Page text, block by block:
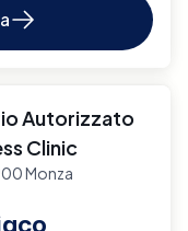
Autorizzato
Clinic
Monza